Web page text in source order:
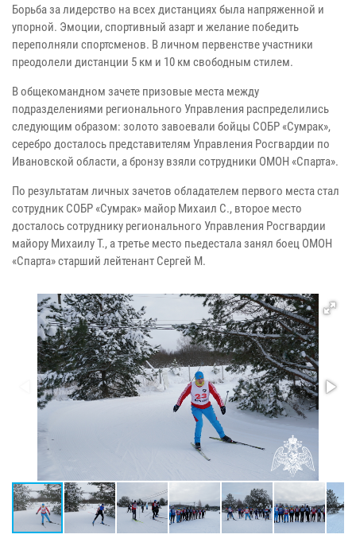
Борьба за лидерство на всех дистанциях была напряженной и
упорной. Эмоции, спортивный азарт и желание победить
переполняли спортсменов. В личном первенстве участники
преодолели дистанции 5 км и 10 км свободным стилем.
В общекомандном зачете призовые места между
подразделениями регионального Управления распределились
следующим образом: золото завоевали бойцы СОБР «Сумрак»,
серебро досталось представителям Управления Росгвардии по
Ивановской области, а бронзу взяли сотрудники ОМОН «Спарта».
По результатам личных зачетов обладателем первого места стал
сотрудник СОБР «Сумрак» майор Михаил С., второе место
досталось сотруднику регионального Управления Росгвардии
майору Михаилу Т., а третье место пьедестала занял боец ОМОН
«Спарта» старший лейтенант Сергей М.